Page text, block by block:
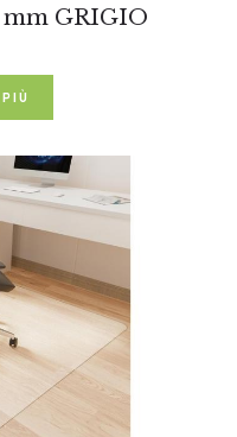
mm GRIGIO